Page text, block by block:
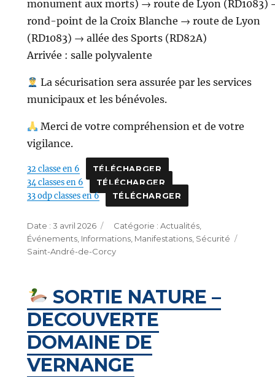
monument aux morts) → route de Lyon (RD1083)
rond-point de la Croix Blanche → route de Lyon
(RD1083) → allée des Sports (RD82A)
Arrivée : salle polyvalente
La sécurisation sera assurée par les services
municipaux et les bénévoles.
Merci de votre compréhension et de votre
vigilance.
32 classe en 6 TÉLÉCHARGER
34 classes en 6 TÉLÉCHARGER
33 odp classes en 6 TÉLÉCHARGER
Publié
le
3 avril 2026 Catégories
Actualités,
Événements, Informations, Manifestations, Sécurité
Saint-André-de-Corcy
SORTIE NATURE –
DECOUVERTE
DOMAINE DE
VERNANGE